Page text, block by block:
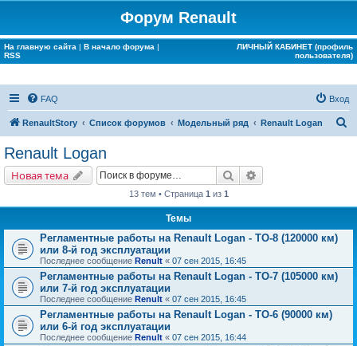
Форум Renault
На главную сайта | В начало форума |
RSS
ЛИЧНЫЙ КАБИНЕТ (профиль
пользователя)
FAQ Вход
RenaultStory Список форумов Модельный ряд Renault Logan
Renault Logan
Новая тема Поиск
13 тем • Страница 1 из 1
Темы
Регламентные работы на Renault Logan - ТО-8 (120000 км)
или 8-й год эксплуатации
Последнее сообщение Renult « 07 сен 2015, 16:45
Регламентные работы на Renault Logan - ТО-7 (105000 км)
или 7-й год эксплуатации
Последнее сообщение Renult « 07 сен 2015, 16:45
Регламентные работы на Renault Logan - ТО-6 (90000 км)
или 6-й год эксплуатации
Последнее сообщение Renult « 07 сен 2015, 16:44